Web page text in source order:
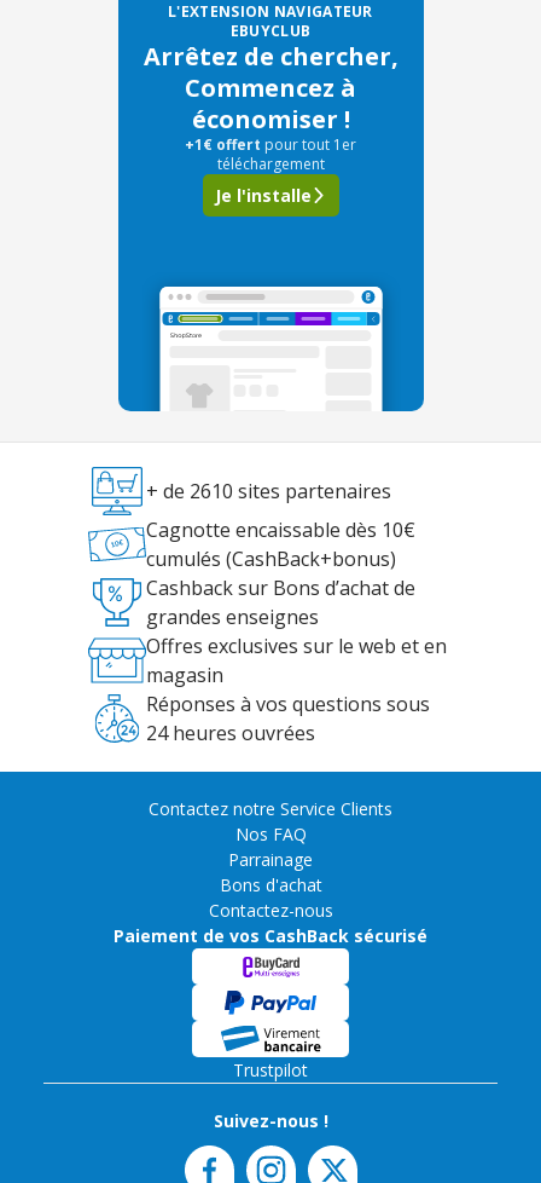
L'EXTENSION NAVIGATEUR
EBUYCLUB
Arrêtez de chercher,
Commencez à
économiser !
+1€ offert pour tout 1er
téléchargement
Je l'installe
+ de 2610 sites partenaires
Cagnotte encaissable dès 10€
cumulés (CashBack+bonus)
Cashback sur Bons d’achat de
grandes enseignes
Offres exclusives sur le web et en
magasin
Réponses à vos questions sous
24 heures ouvrées
Contactez notre Service Clients
Nos FAQ
Parrainage
Bons d'achat
Contactez-nous
Paiement de vos CashBack sécurisé
Trustpilot
Suivez-nous !